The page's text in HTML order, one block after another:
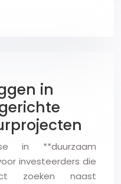
in
in **duurzaam
investeerders die
zoeken naast